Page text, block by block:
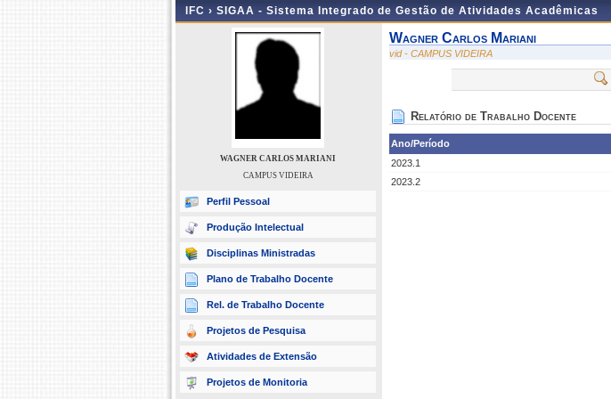
IFC › SIGAA - Sistema Integrado de Gestão de Atividades Acadêmicas
WAGNER CARLOS MARIANI
CAMPUS VIDEIRA
Perfil Pessoal
Produção Intelectual
Disciplinas Ministradas
Plano de Trabalho Docente
Rel. de Trabalho Docente
Projetos de Pesquisa
Atividades de Extensão
Projetos de Monitoria
Wagner Carlos Mariani
vid - CAMPUS VIDEIRA
Relatório de Trabalho Docente
Ano/Período
2023.1
2023.2